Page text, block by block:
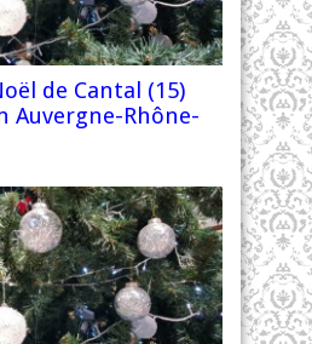
de Cantal (15)
Auvergne-Rhône-